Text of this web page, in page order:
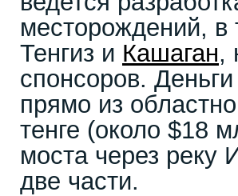
месторождений, в
Тенгиз и Кашаган,
спонсоров.
прямо из
тенге (около $18
моста через
две части.